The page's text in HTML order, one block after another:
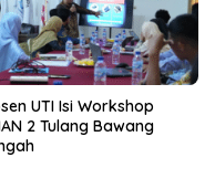
UTI Isi Workshop
2 Tulang Bawang